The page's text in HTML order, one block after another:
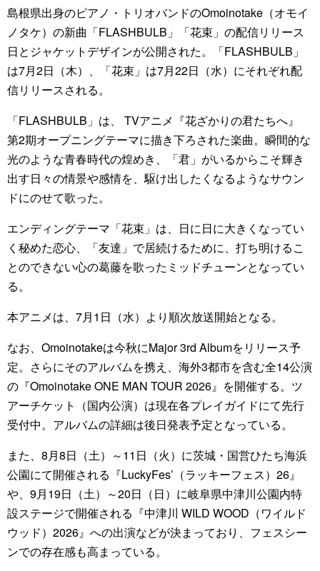
島根県出身のピアノ・トリオバンドのOmoinotake（オモイ
ノタケ）の新曲「FLASHBULB」「花束」の配信リリース
日とジャケットデザインが公開された。「FLASHBULB」
は7月2日（木）、「花束」は7月22日（水）にそれぞれ配
信リリースされる。
「FLASHBULB」は、 TVアニメ『花ざかりの君たちへ』
第2期オープニングテーマに描き下ろされた楽曲。瞬間的な
光のような青春時代の煌めき、「君」がいるからこそ輝き
出す日々の情景や感情を、駆け出したくなるようなサウン
ドにのせて歌った。
エンディングテーマ「花束」は、日に日に大きくなってい
く秘めた恋心、「友達」で居続けるために、打ち明けるこ
とのできない心の葛藤を歌ったミッドチューンとなってい
る。
本アニメは、7月1日（水）より順次放送開始となる。
なお、Omoinotakeは今秋にMajor 3rd Albumをリリース予
定。さらにそのアルバムを携え、海外3都市を含む全14公演
の『Omoinotake ONE MAN TOUR 2026』を開催する。ツ
アーチケット（国内公演）は現在各プレイガイドにて先行
受付中。アルバムの詳細は後日発表予定となっている。
また、8月8日（土）～11日（火）に茨城・国営ひたち海浜
公園にて開催される『LuckyFes’（ラッキーフェス）26』
や、9月19日（土）～20日（日）に岐阜県中津川公園内特
設ステージで開催される『中津川 WILD WOOD（ワイルド
ウッド）2026』への出演などが決まっており、フェスシー
ンでの存在感も高まっている。